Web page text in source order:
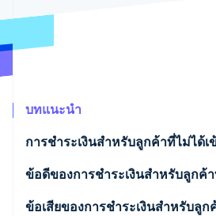
Atlas
Climate
ดูว่า Stripe กำลังสร้างโครงสร้าง
รับชมเลย
บทแนะนำ
การชำระเงินสำหรับลูกค้าที่ไม่ได้
ข้อดีของการชำระเงินสำหรับลูกค้
ข้อเสียของการชำระเงินสำหรับลูก